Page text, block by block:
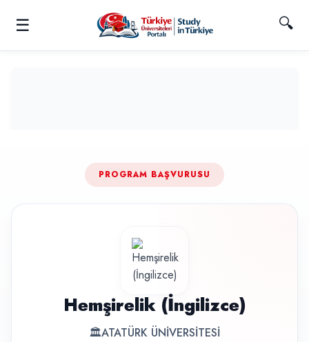
☰ 🔍
PROGRAM BAŞVURUSU
Hemşirelik (İngilizce)
🏛ATATÜRK ÜNİVERSİTESİ